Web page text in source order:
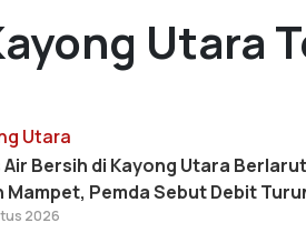
Utara
Utara
Air Bersih di Kayong Utara
Mampet, Pemda Sebut Debit
2026